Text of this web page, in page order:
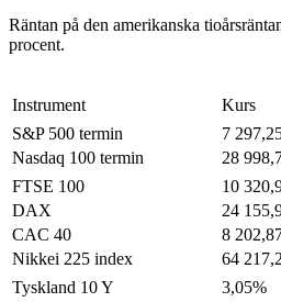
Räntan på den amerikanska
procent.
Instrument Kurs
S&P 500 termin
7
Nasdaq 100 termin
28
FTSE 100
10
DAX
24
CAC 40
8
Nikkei 225 index
64
Tyskland 10 Y
3,05%